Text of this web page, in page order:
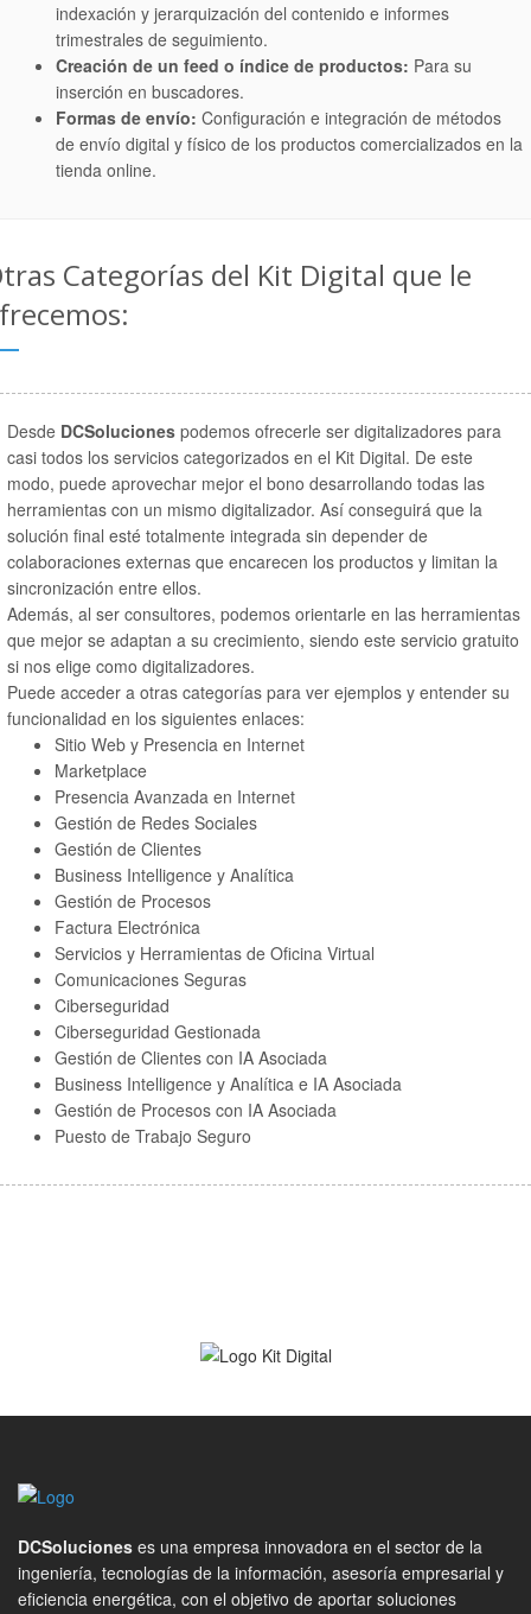
indexación y jerarquización del contenido e informes
trimestrales de seguimiento.
Creación de un feed o índice de productos: Para su
inserción en buscadores.
Formas de envío: Configuración e integración de métodos
de envío digital y físico de los productos comercializados en la
tienda online.
Categorías del Kit Digital que le
Desde DCSoluciones podemos ofrecerle ser digitalizadores para
casi todos los servicios categorizados en el Kit Digital. De este
modo, puede aprovechar mejor el bono desarrollando todas las
herramientas con un mismo digitalizador. Así conseguirá que la
solución final esté totalmente integrada sin depender de
colaboraciones externas que encarecen los productos y limitan la
sincronización entre ellos.
Además, al ser consultores, podemos orientarle en las herramientas
que mejor se adaptan a su crecimiento, siendo este servicio gratuito
si nos elige como digitalizadores.
Puede acceder a otras categorías para ver ejemplos y entender su
funcionalidad en los siguientes enlaces:
Sitio Web y Presencia en Internet
Marketplace
Presencia Avanzada en Internet
Gestión de Redes Sociales
Gestión de Clientes
Business Intelligence y Analítica
Gestión de Procesos
Factura Electrónica
Servicios y Herramientas de Oficina Virtual
Comunicaciones Seguras
Ciberseguridad
Ciberseguridad Gestionada
Gestión de Clientes con IA Asociada
Business Intelligence y Analítica e IA Asociada
Gestión de Procesos con IA Asociada
Puesto de Trabajo Seguro
DCSoluciones es una empresa innovadora en el sector de la
ingeniería, tecnologías de la información, asesoría empresarial y
eficiencia energética, con el objetivo de aportar soluciones